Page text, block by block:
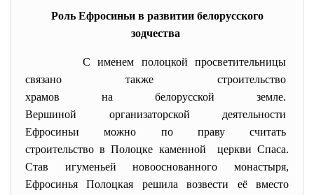
Роль Ефросиньи в развитии белорусского
зодчества
С именем полоцкой просветительницы
связано также строительство
храмов на белорусской земле.
Вершиной организаторской деятельности
Ефросиньи можно по праву считать
строительство в Полоцке каменной церкви Спаса.
Став игуменьей новооснованного монастыря,
Ефросинья Полоцкая решила возвести её вместо